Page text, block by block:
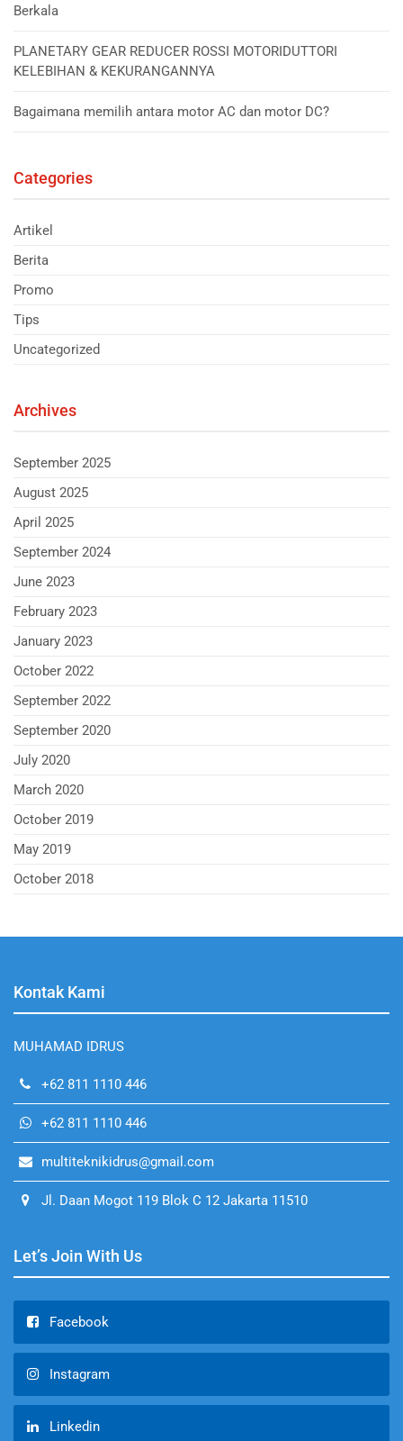
Berkala
PLANETARY GEAR REDUCER ROSSI MOTORIDUTTORI
KELEBIHAN & KEKURANGANNYA
Bagaimana memilih antara motor AC dan motor DC?
Categories
Artikel
Berita
Promo
Tips
Uncategorized
Archives
September 2025
August 2025
April 2025
September 2024
June 2023
February 2023
January 2023
October 2022
September 2022
September 2020
July 2020
March 2020
October 2019
May 2019
October 2018
Kontak Kami
MUHAMAD IDRUS
+62 811 1110 446
+62 811 1110 446
multiteknikidrus@gmail.com
Jl. Daan Mogot 119 Blok C 12 Jakarta 11510
Let’s Join With Us
Facebook
Instagram
Linkedin